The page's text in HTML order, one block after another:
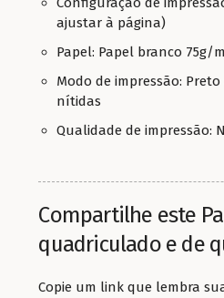
ajustar à página)
Papel: Papel branco 75g/
Modo de impressão:
nítidas
Qualidade de impressão:
Compartilhe este
quadriculado e de
Copie um link que lembra